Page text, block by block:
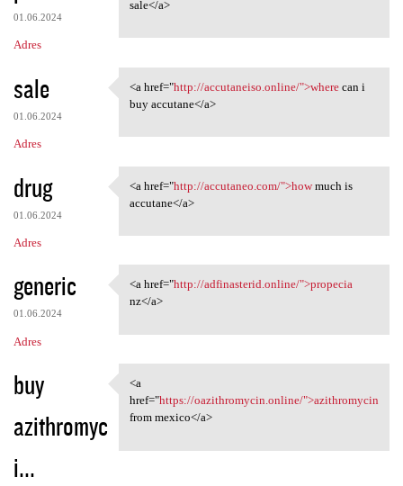
01.06.2024
Adres
sale</a>
sale
01.06.2024
Adres
<a href="http://accutaneiso
<a href="http://accutaneiso.online/">wherecan i
buy accutane</a>
drug
01.06.2024
Adres
<a href="http://accutaneo.com
<a href="http://accutaneo.com/">howmuch is
accutane</a>
generic
01.06.2024
Adres
<a href="http://adfinasterid
<a href="http://adfinasterid.online/">propecia
nz</a>
buy
azithromyc
i...
<a href="https:/
<a
href="https://oazithromycin.online/">azithromycin
from mexico</a>